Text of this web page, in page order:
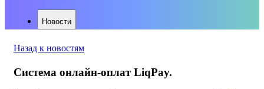
Новости
Назад к новостям
Система онлайн-оплат LiqPay.